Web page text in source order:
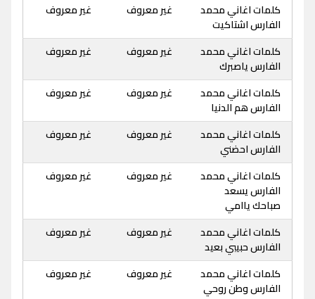
كلمات اغاني محمد
الفارس اشتاكيت
غير معروف غير معروف
كلمات اغاني محمد
الفارس ياصبرك
غير معروف غير معروف
كلمات اغاني محمد
الفارس هم الدنيا
غير معروف غير معروف
كلمات اغاني محمد
الفارس احضني
غير معروف غير معروف
كلمات اغاني محمد
الفارس يسعد
صباحك ياامي
غير معروف غير معروف
كلمات اغاني محمد
الفارس حبيبي بعيد
غير معروف غير معروف
كلمات اغاني محمد
الفارس وطن روحي
غير معروف غير معروف